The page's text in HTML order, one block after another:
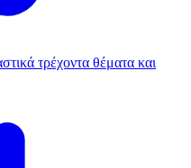
τρέχοντα θέματα και